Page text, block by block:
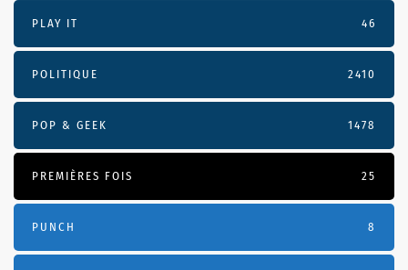
PLAY IT 46
POLITIQUE 2410
POP & GEEK 1478
PREMIÈRES FOIS 25
PUNCH 8